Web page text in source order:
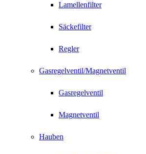
Lamellenfilter
Säckefilter
Regler
Gasregelventil/Magnetventil
Gasregelventil
Magnetventil
Hauben